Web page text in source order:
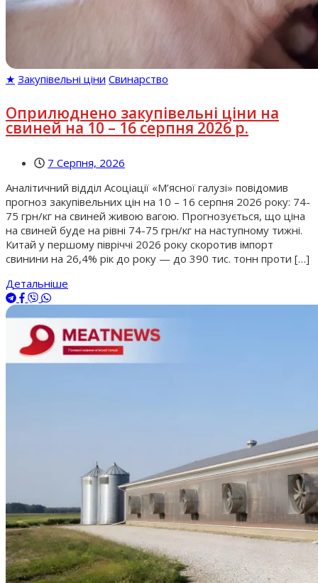
★ Закупівельні ціни Свинарство
Оприлюднено закупівельні ціни на
свиней на 10 – 16 серпня 2026 р.
7 Серпня, 2026
Аналітичний відділ Асоціації «М’ясної галузі» повідомив
прогноз закупівельних цін на 10 – 16 серпня 2026 року: 74-
75 грн/кг на свиней живою вагою. Прогнозується, що ціна
на свиней буде на рівні 74-75 грн/кг на наступному тижні.
Китай у першому півріччі 2026 року скоротив імпорт
свинини на 26,4% рік до року — до 390 тис. тонн проти […]
Детальніше